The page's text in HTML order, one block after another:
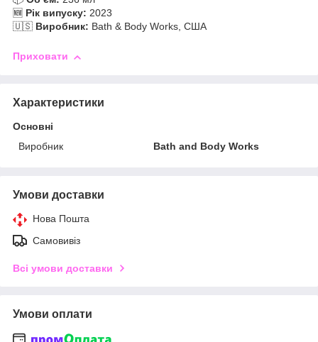
🆕 Рік випуску: 2023
🇺🇸 Виробник: Bath & Body Works, США
Приховати
Характеристики
Основні
Виробник
Bath and Body Works
Умови доставки
Нова Пошта
Самовивіз
Всі умови доставки
Умови оплати